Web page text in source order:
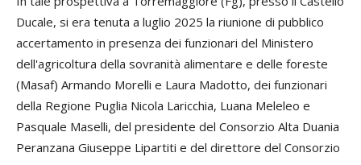
Ducale, si era tenuta a luglio 2025 la riunione di pubblico
accertamento in presenza dei funzionari del Ministero
dell'agricoltura della sovranità alimentare e delle foreste
(Masaf) Armando Morelli e Laura Madotto, dei funzionari
della Regione Puglia Nicola Laricchia, Luana Meleleo e
Pasquale Maselli, del presidente del Consorzio Alta Duania
Peranzana Giuseppe Lipartiti e del direttore del Consorzio